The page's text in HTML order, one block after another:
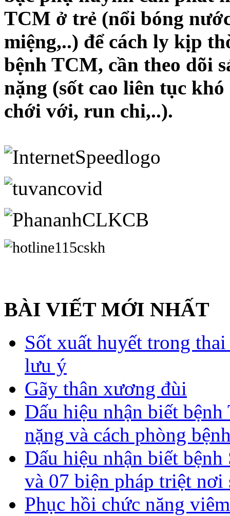
TCM ở trẻ (nổi bóng
miệng,..) để cách ly kịp
bệnh TCM, cần theo dõi
nặng (sốt cao liên tục
chới với, run chi,..).
BÀI VIẾT MỚI NHẤT
Sốt xuất huyết trong
lưu ý
Gãy thân xương đùi
Dấu hiệu nhận biết
nặng và cách phòng
Dấu hiệu nhận biết
và 07 biện pháp triệt nơi
Phục hồi chức năng